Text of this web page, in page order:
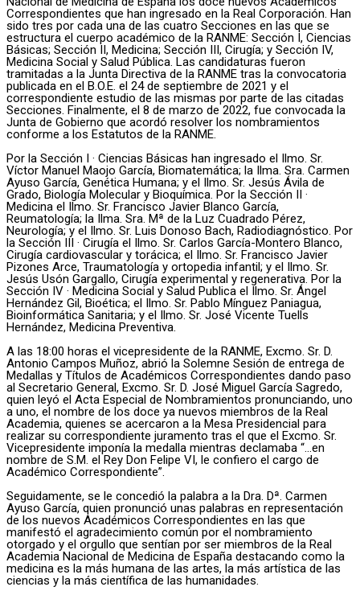
Correspondientes que han ingresado en la Real Corporación. Han
sido tres por cada una de las cuatro Secciones en las que se
estructura el cuerpo académico de la RANME: Sección I, Ciencias
Básicas; Sección II, Medicina; Sección III, Cirugía; y Sección IV,
Medicina Social y Salud Pública. Las candidaturas fueron
tramitadas a la Junta Directiva de la RANME tras la convocatoria
publicada en el B.O.E. el 24 de septiembre de 2021 y el
correspondiente estudio de las mismas por parte de las citadas
Secciones. Finalmente, el 8 de marzo de 2022, fue convocada la
Junta de Gobierno que acordó resolver los nombramientos
conforme a los Estatutos de la RANME.
Por la Sección I · Ciencias Básicas han ingresado el Ilmo. Sr.
Víctor Manuel Maojo García, Biomatemática; la Ilma. Sra. Carmen
Ayuso García, Genética Humana; y el Ilmo. Sr. Jesús Ávila de
Grado, Biología Molecular y Bioquímica. Por la Sección II ·
Medicina el Ilmo. Sr. Francisco Javier Blanco García,
Reumatología; la Ilma. Sra. Mª de la Luz Cuadrado Pérez,
Neurología; y el Ilmo. Sr. Luis Donoso Bach, Radiodiagnóstico. Por
la Sección III · Cirugía el Ilmo. Sr. Carlos García-Montero Blanco,
Cirugía cardiovascular y torácica; el Ilmo. Sr. Francisco Javier
Pizones Arce, Traumatología y ortopedia infantil; y el Ilmo. Sr.
Jesús Usón Gargallo, Cirugía experimental y regenerativa. Por la
Sección IV · Medicina Social y Salud Publica el Ilmo. Sr. Ángel
Hernández Gil, Bioética; el Ilmo. Sr. Pablo Mínguez Paniagua,
Bioinformática Sanitaria; y el Ilmo. Sr. José Vicente Tuells
Hernández, Medicina Preventiva.
A las 18:00 horas el vicepresidente de la RANME, Excmo. Sr. D.
Antonio Campos Muñoz, abrió la Solemne Sesión de entrega de
Medallas y Títulos de Académicos Correspondientes dando paso
al Secretario General, Excmo. Sr. D. José Miguel García Sagredo,
quien leyó el Acta Especial de Nombramientos pronunciando, uno
a uno, el nombre de los doce ya nuevos miembros de la Real
Academia, quienes se acercaron a la Mesa Presidencial para
realizar su correspondiente juramento tras el que el Excmo. Sr.
Vicepresidente imponía la medalla mientras declamaba “…en
nombre de S.M. el Rey Don Felipe VI, le confiero el cargo de
Académico Correspondiente”.
Seguidamente, se le concedió la palabra a la Dra. Dª. Carmen
Ayuso García, quien pronunció unas palabras en representación
de los nuevos Académicos Correspondientes en las que
manifestó el agradecimiento común por el nombramiento
otorgado y el orgullo que sentían por ser miembros de la Real
Academia Nacional de Medicina de España destacando como la
medicina es la más humana de las artes, la más artística de las
ciencias y la más científica de las humanidades.